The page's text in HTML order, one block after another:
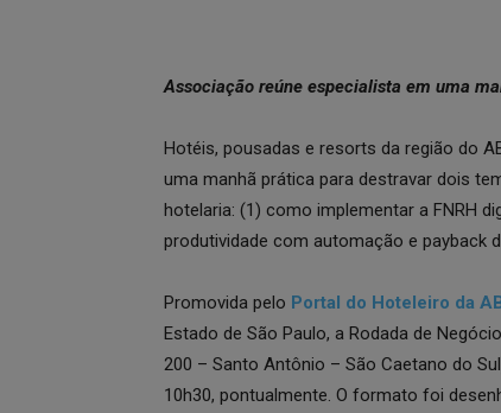
Associação reúne especialista em uma
Hotéis, pousadas e resorts da região do
uma manhã prática para destravar dois
hotelaria: (1) como implementar a FNRH
produtividade com automação e payback
Promovida pelo Portal do Hoteleiro da
Estado de São Paulo, a Rodada de
200 – Santo Antônio – São Caetano do
10h30, pontualmente. O formato foi